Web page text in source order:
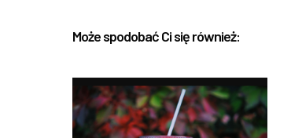
Może spodobać Ci się również: